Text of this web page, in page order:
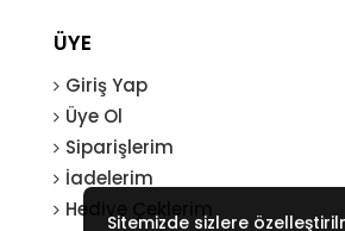
ÜYE
Giriş Yap
Üye Ol
Siparişlerim
İadelerim
Hediye Çeklerim
Sitemizde sizlere